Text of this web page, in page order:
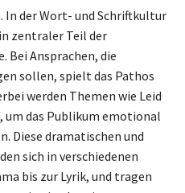
In der Wort- und Schriftkultur
zentraler Teil der
Bei Ansprachen, die
sollen, spielt das Pathos
werden Themen wie Leid
um das Publikum emotional
Diese dramatischen und
sich in verschiedenen
bis zur Lyrik, und tragen